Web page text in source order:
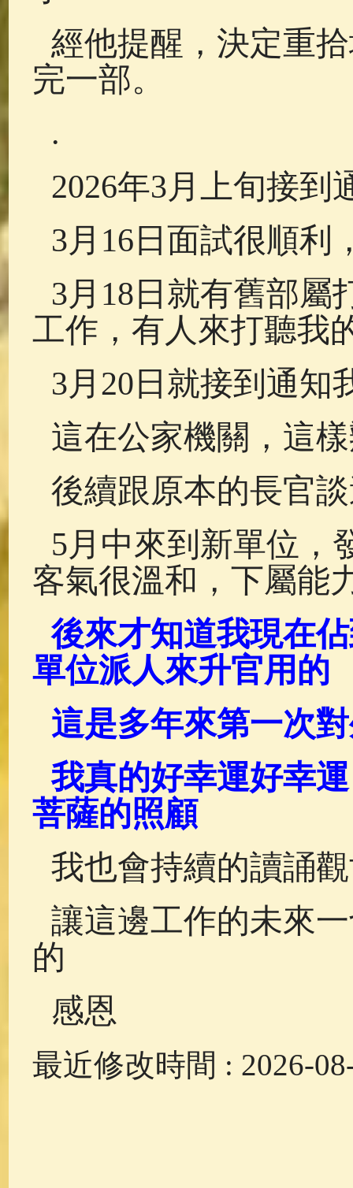
經他提醒，決定重
完一部。
.
2026年3月上旬接到
3月16日面試很順利
3月18日就有舊部
工作，有人來打聽我
3月20日就接到通知
這在公家機關，這
後續跟原本的長官
5月中來到新單位，
客氣很溫和，下屬能
後來才知道我現在
單位派人來升官用的
這是多年來第一次
我真的好幸運好幸
菩薩的照顧
我也會持續的讀誦
讓這邊工作的未來
的
感恩
最近修改時間 : 2026-